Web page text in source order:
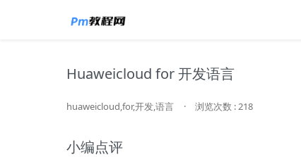
Huaweicloud for 开发语言
huaweicloud,for,开发,语言 · 浏览次数 : 218
小编点评